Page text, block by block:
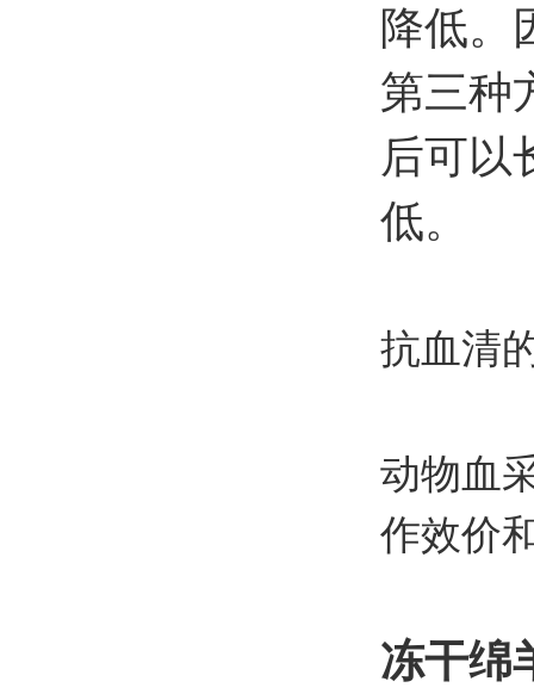
降低。
第三种
后可以
低。
抗血清
动物血
作效价
冻干绵